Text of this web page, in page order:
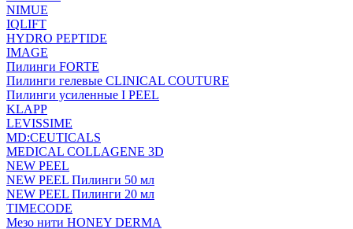
NIMUE
IQLIFT
HYDRO PEPTIDE
IMAGE
Пилинги FORTE
Пилинги гелевые CLINICAL COUTURE
Пилинги усиленные I PEEL
KLAPP
LEVISSIME
MD:CEUTICALS
MEDICAL COLLAGENE 3D
NEW PEEL
NEW PEEL Пилинги 50 мл
NEW PEEL Пилинги 20 мл
TIMECODE
Мезо нити HONEY DERMA